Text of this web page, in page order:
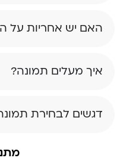
האם יש אחריות על
איך מעלים תמונה?
דגשים לבחירת